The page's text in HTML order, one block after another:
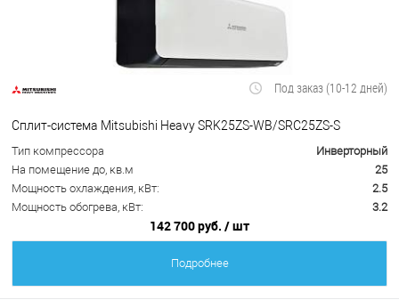
Под заказ (10-12 дней)
Сплит-система Mitsubishi Heavy SRK25ZS-WB/SRC25ZS-S
Тип компрессора
Инверторный
На помещение до, кв.м
25
Мощность охлаждения, кВт:
2.5
Мощность обогрева, кВт:
3.2
142 700 руб. / шт
Подробнее